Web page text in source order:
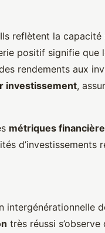
reflètent la capacité
positif signifie que
rendements aux
investissement,
métriques
d’investissements
intergénérationnelle
très réussi